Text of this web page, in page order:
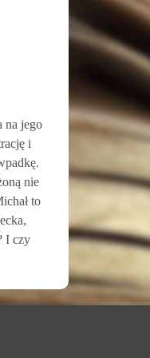
na jego
i
nie
to
I czy